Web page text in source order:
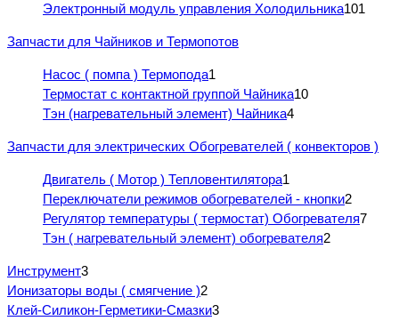
Электронный модуль управления Холодильника101
Запчасти для Чайников и Термопотов
Насос ( помпа ) Термопода1
Термостат с контактной группой Чайника10
Тэн (нагревательный элемент) Чайника4
Запчасти для электрических Обогревателей ( конвекторов )
Двигатель ( Мотор ) Тепловентилятора1
Переключатели режимов обогревателей - кнопки2
Регулятор температуры ( термостат) Обогревателя7
Тэн ( нагревательный элемент) обогревателя2
Инструмент3
Ионизаторы воды ( смягчение )2
Клей-Силикон-Герметики-Смазки3